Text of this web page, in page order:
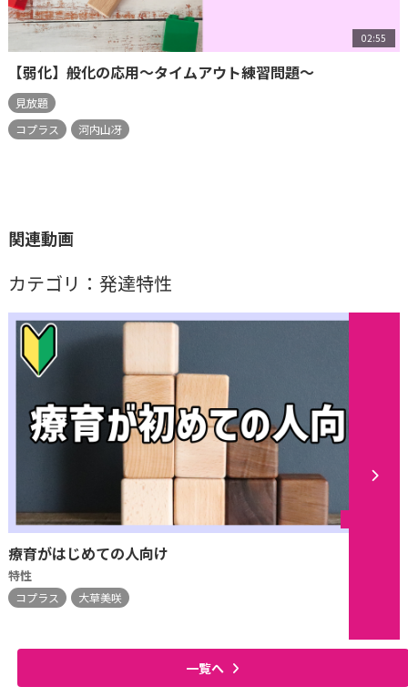
02:55
【弱化】般化の応用～タイムアウト練習問題～
見放題
コプラス
河内山冴
関連動画
カテゴリ：発達特性
療育がはじめての人向け
特性
コプラス 大草美咲
一覧へ